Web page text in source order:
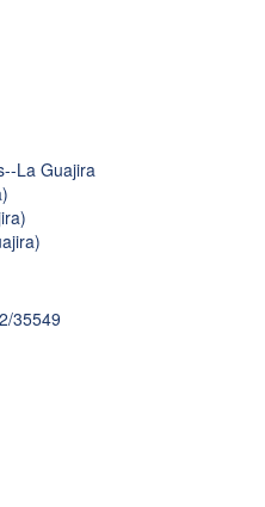
La Guajira
35549